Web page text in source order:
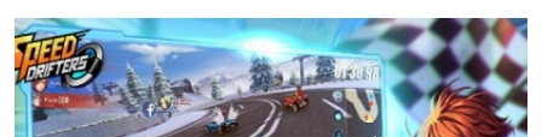
กะฉ่อนพระเครื่อง
วาไรตี้